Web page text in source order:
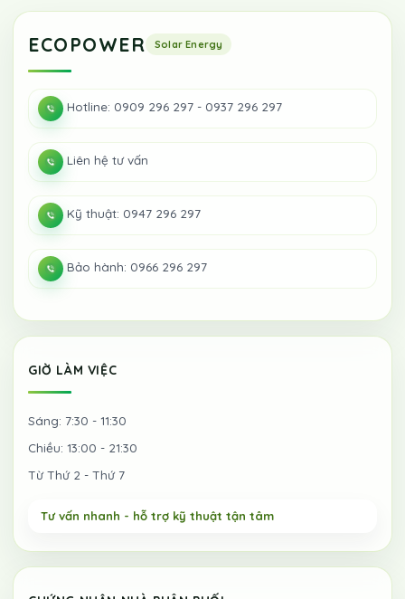
ECOPOWER
Hotline: 0909 296 297 - 0937 296 297
Liên hệ tư vấn
Kỹ thuật: 0947 296 297
Bảo hành: 0966 296 297
GIỜ LÀM VIỆC
Sáng: 7:30 - 11:30
Chiều: 13:00 - 21:30
Từ Thứ 2 - Thứ 7